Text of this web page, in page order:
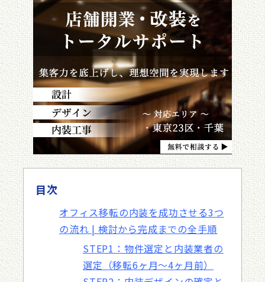
目次
オフィス移転の内装を成功させる3つ
の流れ | 検討から完成までの全手順
STEP1：物件選定と内装業者の
選定（移転6ヶ月〜4ヶ月前）